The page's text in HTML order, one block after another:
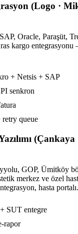
(Logo ·
Oracle, Paraşüt,
kargo
+ Netsis + SAP
senkron
queue
(Çankaya
GOP, Ümitköy
merkez ve özel
hasta portalı.
SUT entegre
rapor